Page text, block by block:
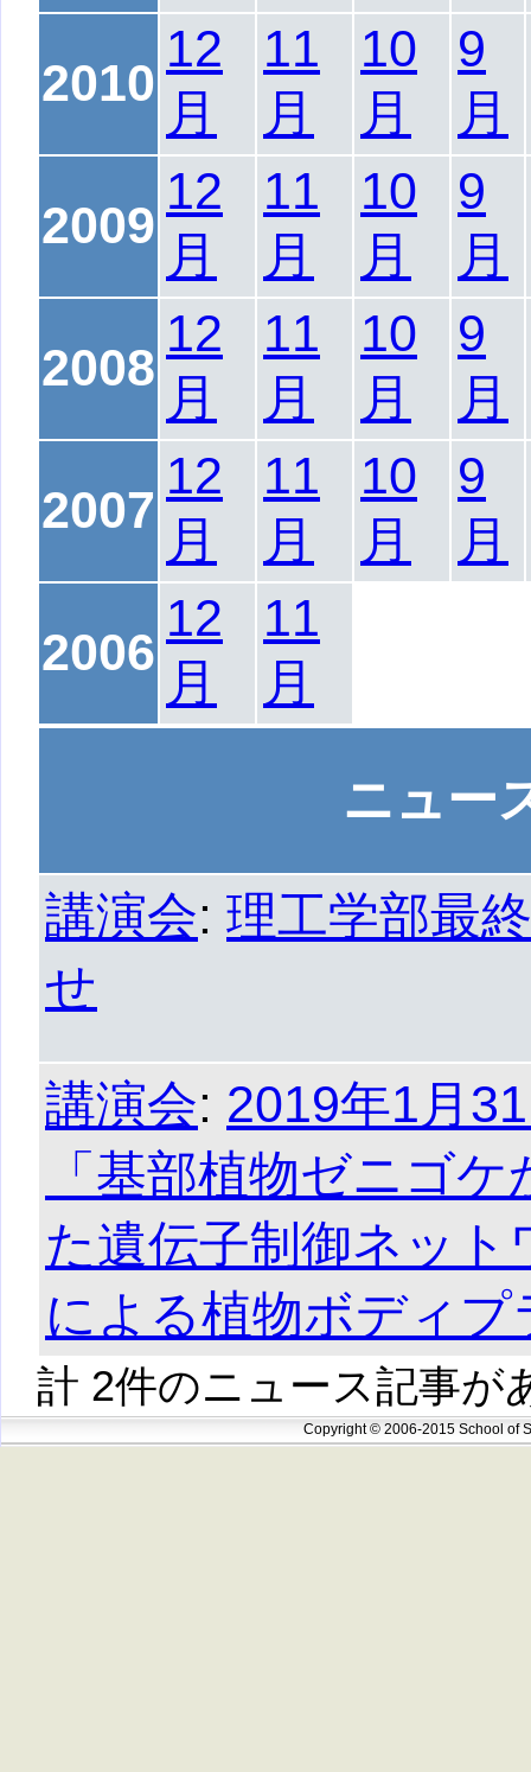
2010
12
月
11
月
10
月
9
月
2009
12
月
11
月
10
月
9
月
2008
12
月
11
月
10
月
9
月
2007
12
月
11
月
10
月
9
月
2006
12
月
11
月
ニュー
講演会: 理工学部最
せ
講演会: 2019年1月
「基部植物ゼニゴ
た遺伝子制御ネット
による植物ボディプ
計 2件のニュース記事が
Copyright © 2006-2015 School of